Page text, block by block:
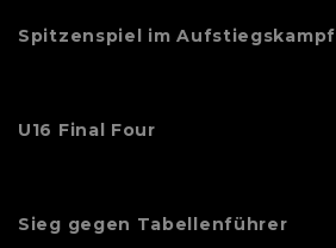
Spitzenspiel im Aufstiegskampf
U16 Final Four
Sieg gegen Tabellenführer